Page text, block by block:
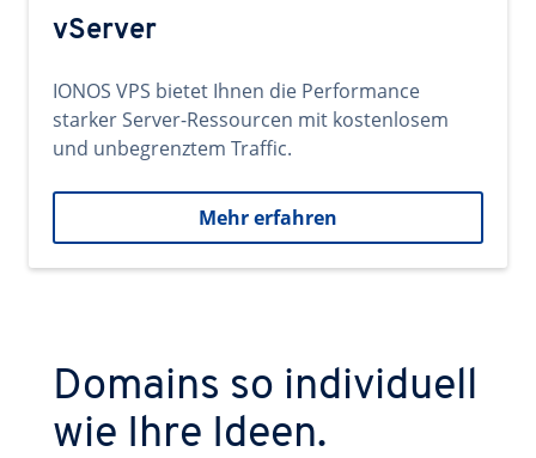
vServer
IONOS VPS bietet Ihnen die Performance
starker Server-Ressourcen mit kostenlosem
und unbegrenztem Traffic.
Mehr erfahren
Domains so individuell
wie Ihre Ideen.